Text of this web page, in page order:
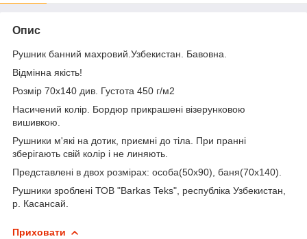
Опис
Рушник банний махровий.Узбекистан. Бавовна.
Відмінна якість!
Розмір 70х140 див. Густота 450 г/м2
Насичений колір. Бордюр прикрашені візерунковою
вишивкою.
Рушники м'які на дотик, приємні до тіла. При пранні
зберігають свій колір і не линяють.
Представлені в двох розмірах: особа(50х90), баня(70х140).
Рушники зроблені ТОВ "Barkas Teks", республіка Узбекистан,
р. Касансай.
Приховати